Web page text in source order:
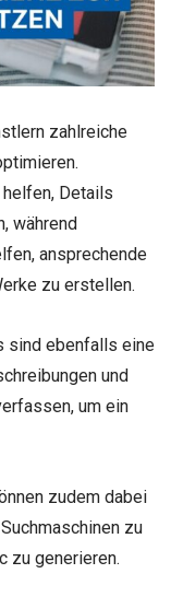
zahlreiche
Details
während
ansprechende
zu erstellen.
sind ebenfalls eine
und
um ein
zudem dabei
zu
zu generieren.